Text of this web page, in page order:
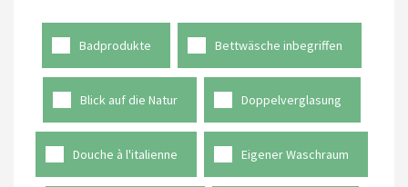
Badprodukte Bettwäsche inbegriffen
Blick auf die Natur Doppelverglasung
Douche à l'italienne Eigener Waschraum